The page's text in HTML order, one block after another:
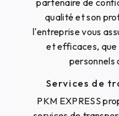
qualité et son
l'entreprise vous
et efficaces,
personnels
Services de
PKM EXPRESS